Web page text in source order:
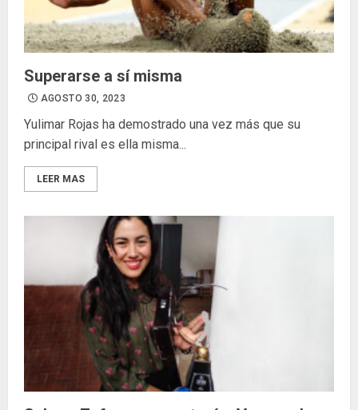
Superarse a sí misma
AGOSTO 30, 2023
Yulimar Rojas ha demostrado una vez más que su
principal rival es ella misma...
LEER MAS